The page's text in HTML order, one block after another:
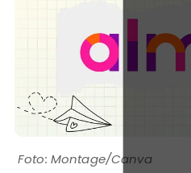
Montage/Canva